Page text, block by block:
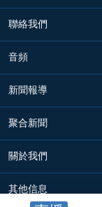
聯絡我們
音頻
新聞報導
聚合新聞
關於我們
其他信息